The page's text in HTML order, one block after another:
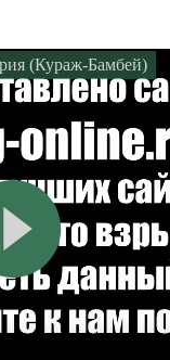
(Кураж-Бамбей)